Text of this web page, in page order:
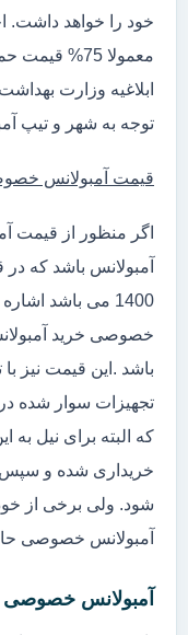
خود را خواهد داشت.
معمولا 75%
ابلاغیه وزارت
توجه به شهر و تیپ
قیمت آمبولانس
اگر منظور از قیمت
آمبولانس باشد که
1400 می باشد
خصوصی خرید
باشد .این قیمت نیز
تجهیزات سوار شده
که البته برای نیل
خریداری شده و
شود. ولی برخی از
آمبولانس خصوصی
آمبولانس خصوصی